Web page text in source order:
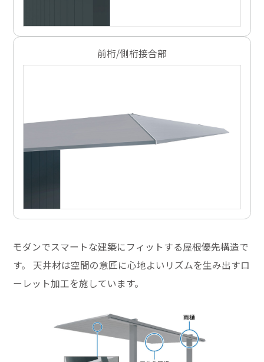
前桁/側桁接合部
モダンでスマートな建築にフィットする屋根優先構造で
す。 天井材は空間の意匠に心地よいリズムを生み出すロ
ーレット加工を施しています。